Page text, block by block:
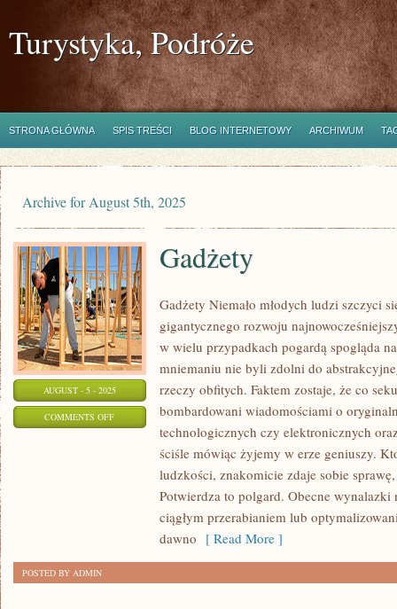
Turystyka, Podróże
STRONA GŁÓWNA SPIS TREŚCI BLOG INTERNETOWY ARCHIWUM
Archive for August 5th, 2025
AUGUST - 5 - 2025
COMMENTS OFFON
Gadżety
Gadżety Niemało młodych ludzi szczyci
gigantycznego rozwoju
w wielu przypadkach pogardą spogląda
mniemaniu nie byli zdolni do
rzeczy obfitych. Faktem zostaje, że co
bombardowani wiadomościami o
technologicznych czy elektronicznych
ściśle mówiąc żyjemy w erze geniuszy.
ludzkości, znakomicie zdaje sobie
Potwierdza to polgard. Obecne
ciągłym przerabianiem lub
dawno [ Read More ]
POSTED BY ADMIN